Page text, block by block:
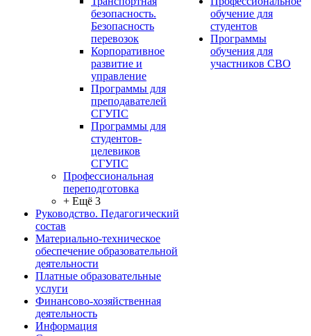
безопасность.
Безопасность
перевозок
Корпоративное
развитие и
управление
Программы для
преподавателей
СГУПС
Программы для
студентов-
целевиков
СГУПС
Профессиональная
переподготовка
+ Ещё 3
Руководство. Педагогический
состав
Материально-техническое
обеспечение образовательной
деятельности
Платные образовательные
услуги
Финансово-хозяйственная
деятельность
Информация
обучение для
студентов
Программы
обучения для
участников СВО